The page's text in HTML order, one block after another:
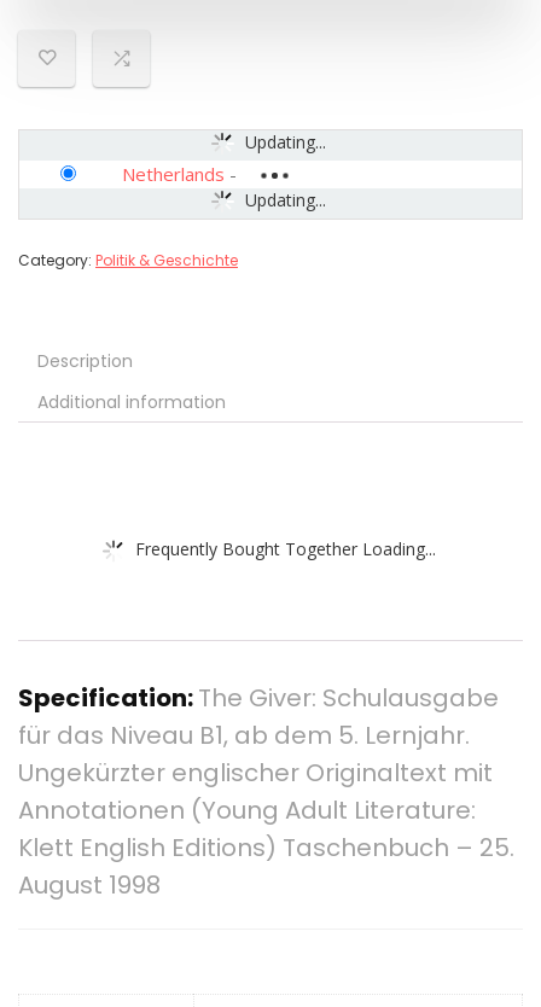
Updating...
Updating...
Netherlands -
Category: Politik & Geschichte
Description
Additional information
Frequently Bought Together Loading...
Specification:The Giver: Schulausgabe
für das Niveau B1, ab dem 5. Lernjahr.
Ungekürzter englischer Originaltext mit
Annotationen (Young Adult Literature:
Klett English Editions) Taschenbuch – 25.
August 1998